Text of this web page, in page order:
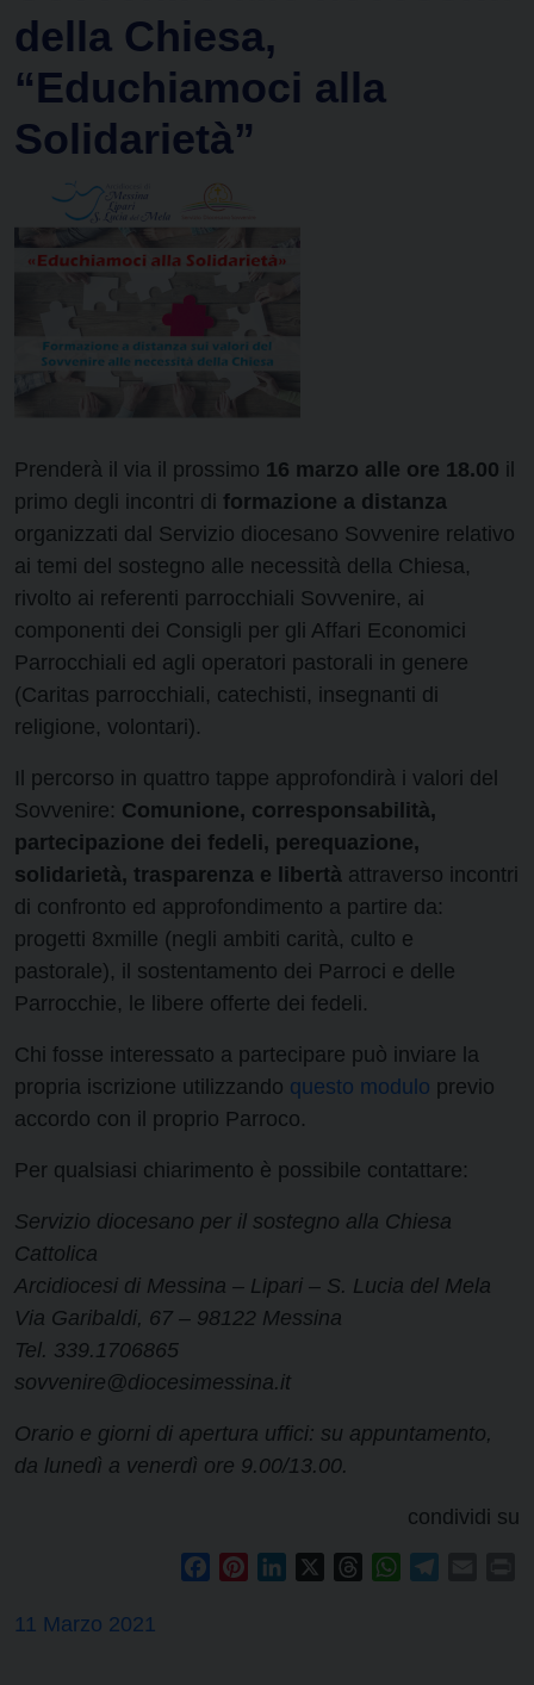
della Chiesa,
“Educhiamoci alla
Solidarietà”
Prenderà il via il prossimo 16 marzo alle ore 18.00 il
primo degli incontri di formazione a distanza
organizzati dal Servizio diocesano Sovvenire relativo
ai temi del sostegno alle necessità della Chiesa,
rivolto ai referenti parrocchiali Sovvenire, ai
componenti dei Consigli per gli Affari Economici
Parrocchiali ed agli operatori pastorali in genere
(Caritas parrocchiali, catechisti, insegnanti di
religione, volontari).
Il percorso in quattro tappe approfondirà i valori del
Sovvenire: Comunione, corresponsabilità,
partecipazione dei fedeli, perequazione,
solidarietà, trasparenza e libertà attraverso incontri
di confronto ed approfondimento a partire da:
progetti 8xmille (negli ambiti carità, culto e
pastorale), il sostentamento dei Parroci e delle
Parrocchie, le libere offerte dei fedeli.
Chi fosse interessato a partecipare può inviare la
propria iscrizione utilizzando questo modulo previo
accordo con il proprio Parroco.
Per qualsiasi chiarimento è possibile contattare:
Servizio diocesano per il sostegno alla Chiesa
Cattolica
Arcidiocesi di Messina – Lipari – S. Lucia del Mela
Via Garibaldi, 67 – 98122 Messina
Tel. 339.1706865
sovvenire@diocesimessina.it
Orario e giorni di apertura uffici: su appuntamento,
da lunedì a venerdì ore 9.00/13.00.
condividi su
FacebookPinterestLinkedIn ThreadsWhatsApp
11 Marzo 2021